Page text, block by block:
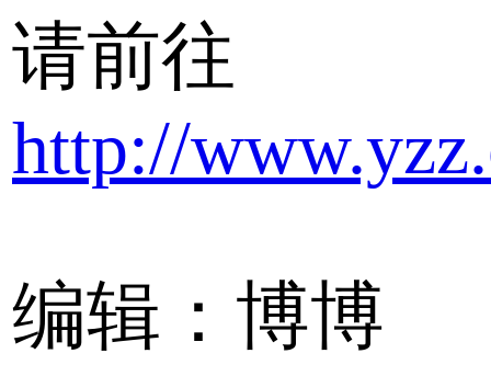
请前往
http://
编辑：博博